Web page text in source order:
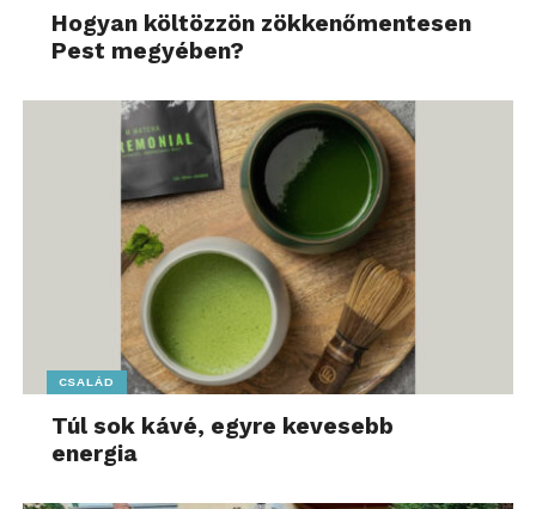
Hogyan költözzön zökkenőmentesen
Pest megyében?
CSALÁD
Túl sok kávé, egyre kevesebb
energia